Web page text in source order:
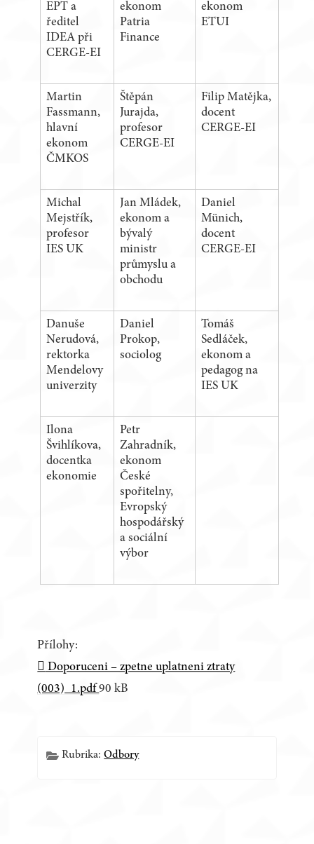
EPT a
ředitel
IDEA při
CERGE-EI
ekonom
Patria
Finance
ekonom
ETUI
Martin
Fassmann,
hlavní
ekonom
ČMKOS
Štěpán
Jurajda,
profesor
CERGE-EI
Filip Matějka,
docent
CERGE-EI
Michal
Mejstřík,
profesor
IES UK
Jan Mládek,
ekonom a
bývalý
ministr
průmyslu a
obchodu
Daniel
Münich,
docent
CERGE-EI
Danuše
Nerudová,
rektorka
Mendelovy
univerzity
Daniel
Prokop,
sociolog
Tomáš
Sedláček,
ekonom a
pedagog na
IES UK
Ilona
Švihlíkova,
docentka
ekonomie
Petr
Zahradník,
ekonom
České
spořitelny,
Evropský
hospodářský
a sociální
výbor
Přílohy:
Doporuceni – zpetne uplatneni ztraty
(003)_1.pdf90 kB
Rubrika:Odbory